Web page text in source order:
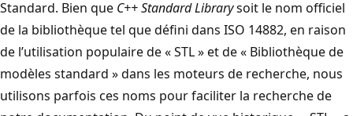
Standard. Bien que C++ Standard Librarysoit le nom officiel
de la bibliothèque tel que défini dans ISO 14882, en raison
de l’utilisation populaire de « STL » et de « Bibliothèque de
modèles standard » dans les moteurs de recherche, nous
utilisons parfois ces noms pour faciliter la recherche de